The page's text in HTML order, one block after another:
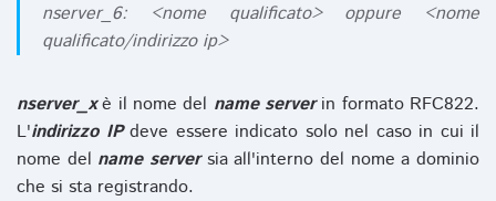
nserver_6: <nome qualificato> oppure <nome
qualificato/indirizzo ip>
nserver_xè il nome del name serverin formato RFC822.
L'indirizzo IPdeve essere indicato solo nel caso in cui il
nome del name serversia all'interno del nome a dominio
che si sta registrando.